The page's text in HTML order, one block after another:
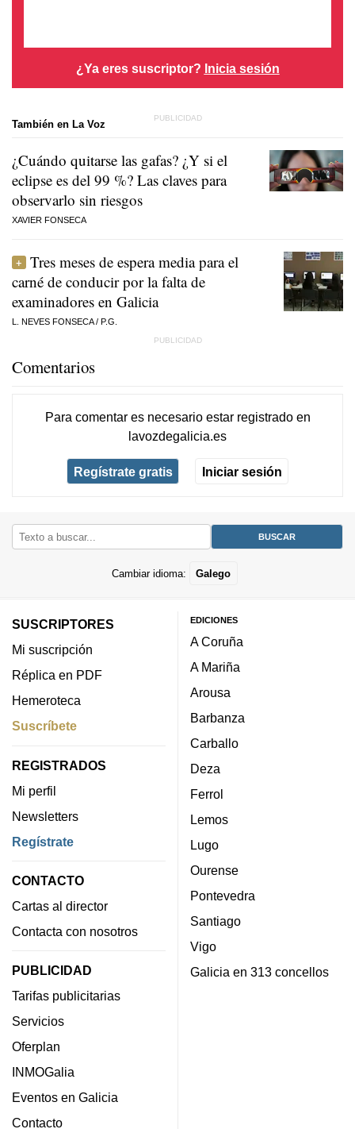
¿Ya eres suscriptor? Inicia sesión
También en La Voz
¿Cuándo quitarse las gafas? ¿Y si el
eclipse es del 99 %? Las claves para
observarlo sin riesgos
XAVIER FONSECA
Tres meses de espera media para el
carné de conducir por la falta de
examinadores en Galicia
L. NEVES FONSECA/ P.G.
Comentarios
Para comentar es necesario estar registradoen
lavozdegalicia.es
Regístrate gratis Iniciar sesión
Cambiar idioma: Galego
SUSCRIPTORES
Mi suscripción
Réplica en PDF
Hemeroteca
Suscríbete
REGISTRADOS
Mi perfil
Newsletters
Regístrate
CONTACTO
Cartas al director
Contacta con nosotros
PUBLICIDAD
Tarifas publicitarias
Servicios
Oferplan
INMOGalia
Eventos en Galicia
Contacto
EDICIONES
A Coruña
A Mariña
Arousa
Barbanza
Carballo
Deza
Ferrol
Lemos
Lugo
Ourense
Pontevedra
Santiago
Vigo
Galicia en 313 concellos